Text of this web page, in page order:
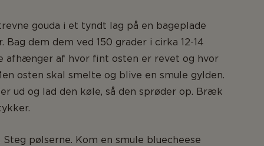
gouda i et tyndt lag på en bageplade
Bag dem dem ved 150 grader i cirka 12-14
afhænger af hvor fint osten er revet og hvor
osten skal smelte og blive en smule gylden.
ud og lad den køle, så den sprøder op. Bræk
Steg pølserne. Kom en smule bluecheese